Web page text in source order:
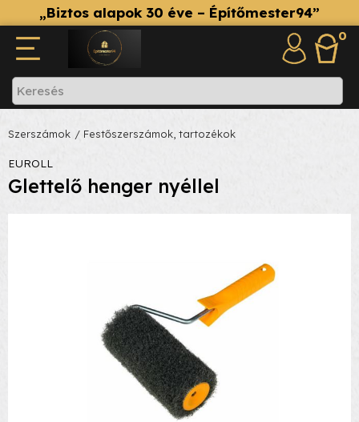
„Biztos alapok 30 éve – Építőmester94”
0
Szerszámok / Festőszerszámok, tartozékok
EUROLL
Glettelő henger nyéllel